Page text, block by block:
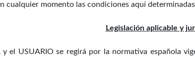
cualquier momento las condiciones aquí
Legislación aplicable y
y el USUARIO se regirá por la normativa española